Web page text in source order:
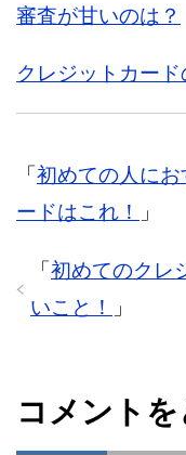
審査が甘いのは？
クレジットカー
「 初めての人に
ードはこれ！
」
「初めてのクレ
いこと！
」
コメント